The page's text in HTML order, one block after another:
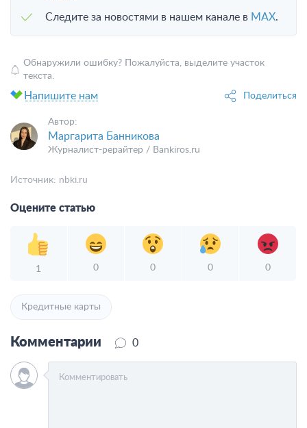
Следите за новостями в нашем канале в MAX.
Обнаружили ошибку? Пожалуйста, выделите участок
текста.
Напишите нам Поделиться
Автор:
Маргарита Банникова
Журналист-рерайтер / Bankiros.ru
Источник: nbki.ru
Оцените статью
1 0 0 0 0
Кредитные карты
Комментарии 0